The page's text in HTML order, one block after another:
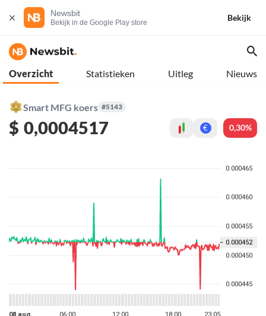
Newsbit
Bekijk in de Google Play store
Bekijk
Overzicht Statistieken Uitleg Nieuws
Smart MFG koers #5143
$ 0,0004517 € 0,30%